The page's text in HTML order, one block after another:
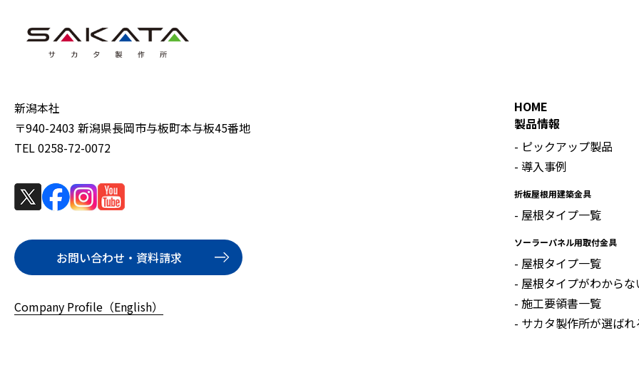
新潟本社
〒940-2403 新潟県長岡市与板町本与板45番地
TEL 0258-72-0072
お問い合わせ・資料請求
Company Profile（English）
HOME
製品情報
ピックアップ製品
導入事例
折板屋根用建築金具
屋根タイプ一覧
ソーラーパネル用取付金具
屋根タイプ一覧
屋根タイプがわから
施工要領書一覧
サカタ製作所が選ば